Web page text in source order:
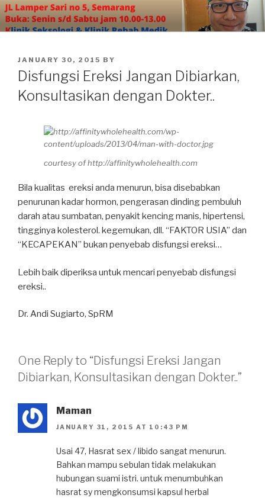
Skip
to
content
POSTED
ON
JANUARY 30, 2015 BY
Disfungsi Ereksi Jangan Dibiarkan,
Konsultasikan dengan Dokter..
courtesy of http://affinitywholehealth.com
Bila kualitas ereksi anda menurun, bisa disebabkan
penurunan kadar hormon, pengerasan dinding pembuluh
darah atau sumbatan, penyakit kencing manis, hipertensi,
tingginya kolesterol. kegemukan, dll. “FAKTOR USIA” dan
“KECAPEKAN” bukan penyebab disfungsi ereksi…
Lebih baik diperiksa untuk mencari penyebab disfungsi
ereksi..
Dr. Andi Sugiarto, SpRM
One Reply to “Disfungsi Ereksi Jangan
Dibiarkan, Konsultasikan dengan Dokter..”
Maman
JANUARY 31, 2015 AT 10:43 PM
Usai 47, Hasrat sex / libido sangat menurun.
Bahkan mampu sebulan tidak melakukan
hubungan suami istri. untuk menumbuhkan
hasrat sy mengkonsumsi kapsul herbal